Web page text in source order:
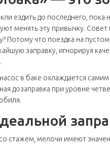
ездить до последнего, пока
менять эту привычку. Совет
Потому что поездка на
заправку, игнорируя
в баке охлаждается
дозаправка при уровне
стажем, мелочи имеют